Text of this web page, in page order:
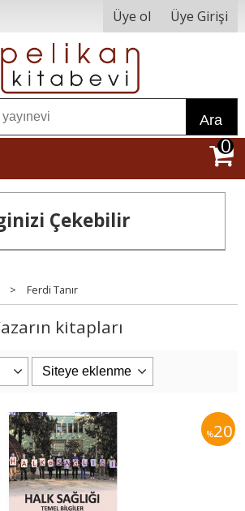
Üye ol Üye Girişi
Ara
0
Çekebilir
> Ferdi Tanır
kitapları
%20